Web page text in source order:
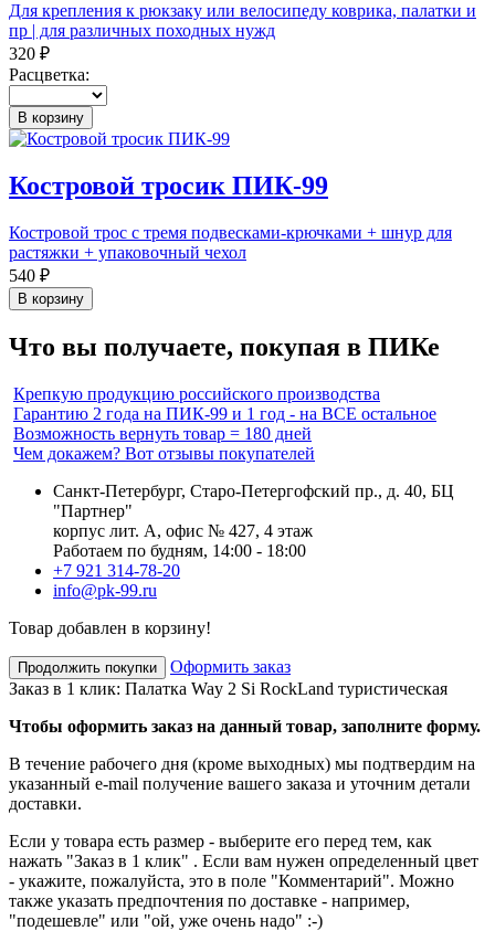
Для крепления к рюкзаку или велосипеду коврика, палатки и
пр | для различных походных нужд
320 ₽
Расцветка:
В корзину
Костровой тросик ПИК-99
Костровой трос с тремя подвесками-крючками + шнур для
растяжки + упаковочный чехол
540 ₽
В корзину
Что вы получаете, покупая в ПИКе
Крепкую продукцию российского производства
Гарантию 2 года на ПИК-99 и 1 год - на ВСЕ остальное
Возможность вернуть товар = 180 дней
Чем докажем? Вот отзывы покупателей
Санкт-Петербург, Старо-Петергофский пр., д. 40, БЦ
"Партнер"
корпус лит. А, офис № 427, 4 этаж
Работаем по будням, 14:00 - 18:00
+7 921 314-78-20
info@pk-99.ru
Товар добавлен в корзину!
Продолжить покупки
Оформить заказ
Заказ в 1 клик: Палатка Way 2 Si RockLand туристическая
Чтобы оформить заказ на данный товар, заполните форму.
В течение рабочего дня (кроме выходных) мы подтвердим на
указанный e-mail получение вашего заказа и уточним детали
доставки.
Если у товара есть размер - выберите его перед тем, как
нажать "Заказ в 1 клик" . Если вам нужен определенный цвет
- укажите, пожалуйста, это в поле "Комментарий". Можно
также указать предпочтения по доставке - например,
"подешевле" или "ой, уже очень надо" :-)